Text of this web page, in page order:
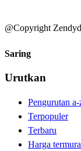
@Copyright
Saring
Urutkan
Pengurutan a-
Terpopuler
Terbaru
Harga